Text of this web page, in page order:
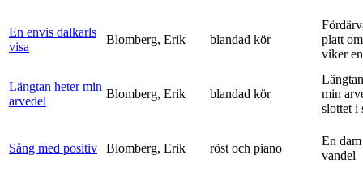
En envis dalkarls
visa
Blomberg, Erik blandad kör
platt
viker
Längtan heter min
arvedel
Blomberg, Erik blandad kör
min
slottet i
Sång med positiv Blomberg, Erik röst och piano
En
vandel